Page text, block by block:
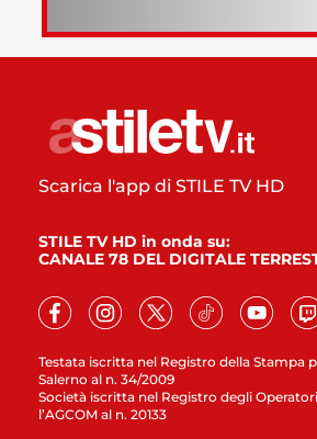
Testata iscritta nel Registro della Stampa
Salerno al n. 34/2009
Società iscritta nel Registro degli
l’AGCOM al n. 20133
Scarica l'app di STILE TV HD
STILE TV HD in onda su:
CANALE 78 DEL DIGITALE